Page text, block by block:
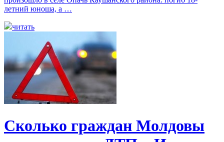
летний юноша, а …
читать
Сколько граждан Молдовы